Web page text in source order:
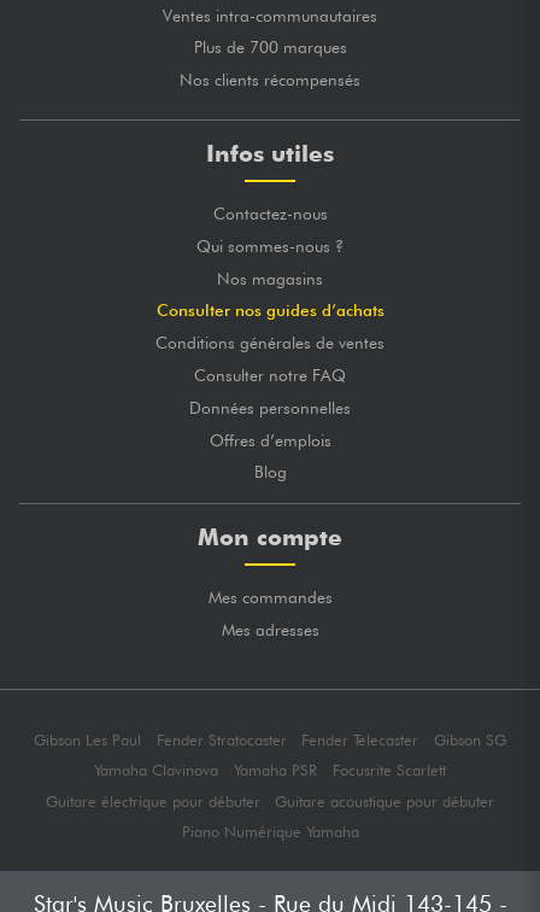
Ventes intra-communautaires
Plus de 700 marques
Nos clients récompensés
Infos utiles
Contactez-nous
Qui sommes-nous ?
Nos magasins
Consulter nos guides d’achats
Conditions générales de ventes
Consulter notre FAQ
Données personnelles
Offres d’emplois
Blog
Mon compte
Mes commandes
Mes adresses
Gibson Les Paul Fender Stratocaster Fender Telecaster
Gibson SG
Yamaha Clavinova
Yamaha PSR
Focusrite Scarlett
Guitare électrique pour débuter
Guitare acoustique pour débuter
Piano Numérique Yamaha
Star's Music Bruxelles - Rue du Midi 143-145 -